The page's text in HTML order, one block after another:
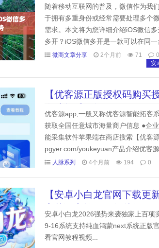
随着移动互联网的普及，微信作为我
于拥有多重身份或经常需要处理多个
需求。本文将为您详细介绍iOS微信
多开？iOS微信多开是一款可以在同
可以在同一界面上切换和管理多个微
微商文章分享 2个月前 71
0
安
【优客源正版授权码购买
多功能采集软件
优客源app,一般又称优客源智能拓客
获取全国任意城市海量商户信息 ●企
能采集软件苹果端在商店搜索【优客
pgyer.com/youkeyuan产品介绍优客
力打造。该团队具备强大的技术能...
人脉系列 4个月前 194 0
【安卓小白龙官网下载更
穿越语音转发红包秒抢朋
安卓小白龙2026强势来袭独家上百项
9-16系统支持纯血鸿蒙next系统正版
看官网教程视频...